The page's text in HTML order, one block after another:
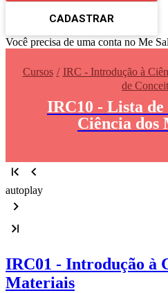
CADASTRAR
Você precisa de uma conta no Me
Cursos
IRC - Introdução à
de
IRC10 - Lista de
Ciência dos
autoplay
IRC01 - Introdução à
Materiais